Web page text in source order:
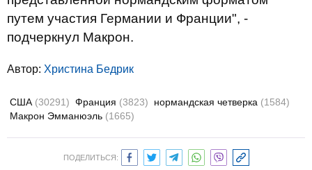
путем участия Германии и Франции", -
подчеркнул Макрон.
Автор: Христина Бедрик
США (30291) Франция (3823) нормандская четверка (1584)
Макрон Эмманюэль (1665)
ПОДЕЛИТЬСЯ: